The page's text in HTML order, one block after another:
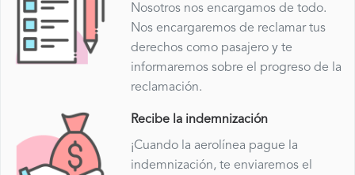
Nosotros nos encargamos de todo.
Nos encargaremos de reclamar tus
derechos como pasajero y te
informaremos sobre el progreso de la
reclamación.
Recibe la indemnización
¡Cuando la aerolínea pague la
indemnización, te enviaremos el